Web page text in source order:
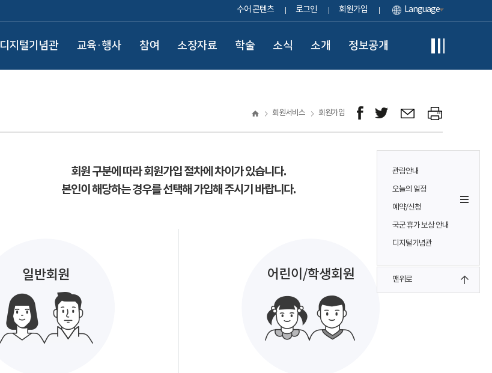
수어 콘텐츠 로그인 회원가입 Language
디지털기념관 교육·행사 참여 소장자료 학술 소식 소개 정보공개
회원서비스 회원가입
회원 구분에 따라 회원가입 절차에 차이가 있습니다.
본인이 해당하는 경우를 선택해 가입해 주시기 바랍니다.
관람안내
오늘의 일정
예약/신청
국군 휴가 보상 안내
디지털기념관
맨위로